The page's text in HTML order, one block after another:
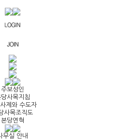
주보성인
사목지침
제와 수도자
사목조직도
본당연혁
무실 안내